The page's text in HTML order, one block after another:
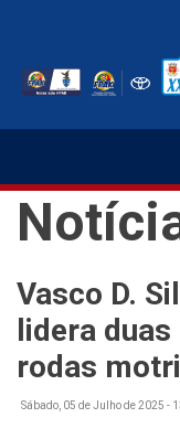
conteúdo
Vasco D.
lidera duas
rodas
Sábado, 05 de Julho de 2025 -